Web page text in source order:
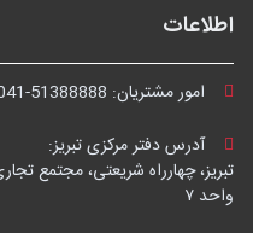
اطلاعات
امور مشتریان: 51388888
آدرس دفتر مرکزی تبریز:
تبریز، چهارراه شریعتی، مجتمع
واحد ۷